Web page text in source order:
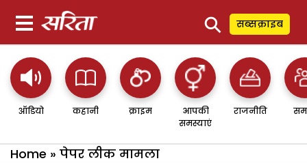
⚲ सब्सक्राइब
ऑडियो कहानी क्राइम
आपकी
समस्याएं
राजनीति
Home » पेपर लीक मामला